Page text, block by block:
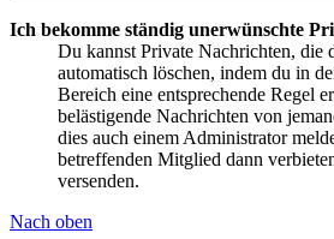
Ich bekomme ständig unerwünschte
Du kannst Private Nachrichten, die
automatisch löschen, indem du in
Bereich eine entsprechende Regel
belästigende Nachrichten von
dies auch einem Administrator
betreffenden Mitglied dann
versenden.
Nach oben